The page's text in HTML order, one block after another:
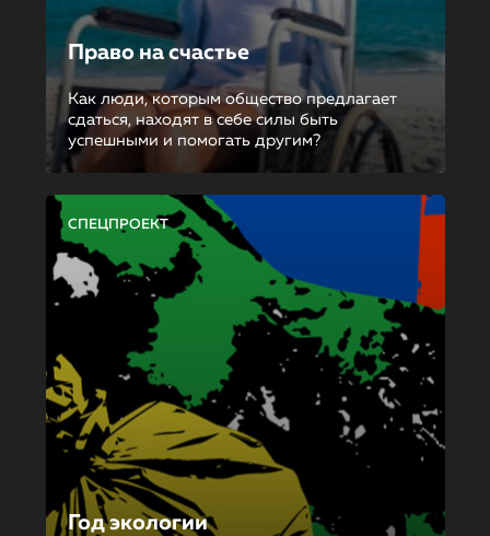
Право на счастье
Как люди, которым общество предлагает
сдаться, находят в себе силы быть
успешными и помогать другим?
СПЕЦПРОЕКТ
Год экологии